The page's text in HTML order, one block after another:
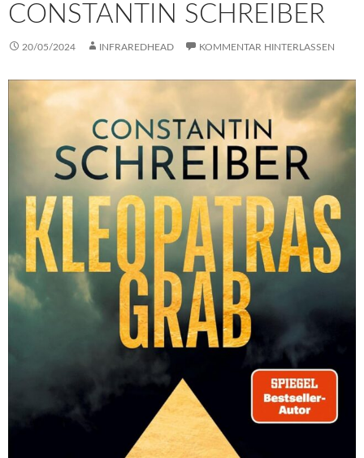
CONSTANTIN SCHREIBER
20/05/2024 INFRAREDHEAD KOMMENTAR HINTERLASSEN